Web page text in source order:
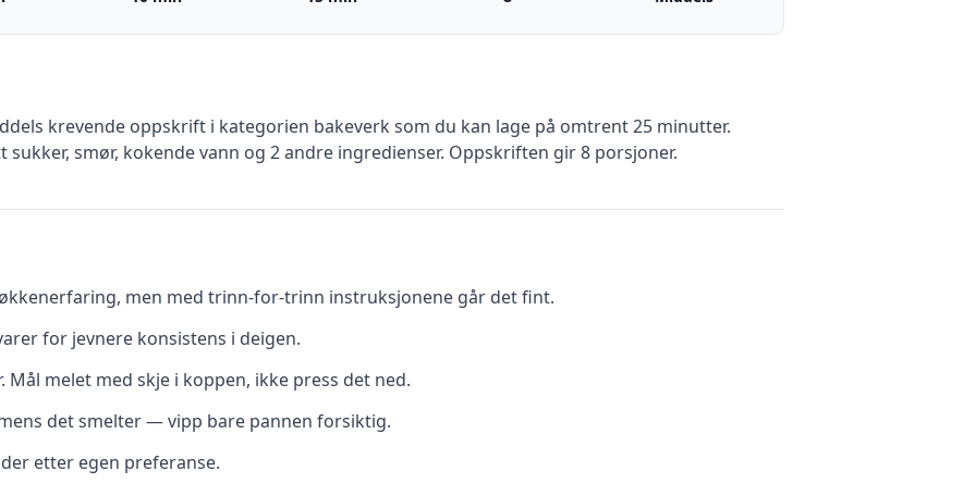
krevende oppskrift i kategorien bakeverk som du kan lage på omtrent 25 minutter.
sukker, smør, kokende vann og 2 andre ingredienser. Oppskriften gir8 porsjoner.
men med trinn-for-trinn instruksjonene går det fint.
for jevnere konsistens i deigen.
melet med skje i koppen, ikke press det ned.
det smelter — vipp bare pannen forsiktig.
etter egen preferanse.